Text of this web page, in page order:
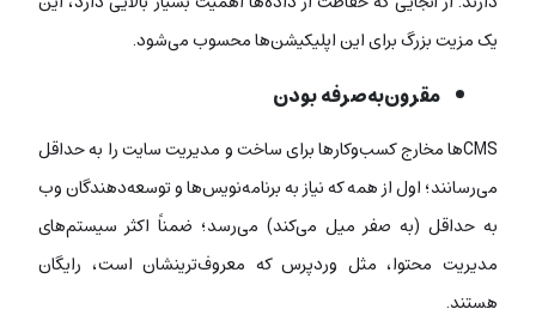
یک مزیت بزرگ برای این اپلیکیشن‌ها محسوب می‌شود.
مقرون‌به‌صرفه بودن
CMSها مخارج کسب‌وکارها برای ساخت و مدیریت سایت را به حداقل
می‌رسانند؛ اول از همه که نیاز به برنامه‌نویس‌ها و توسعه‌دهندگان وب
به حداقل (به صفر میل می‌کند) می‌رسد؛ ضمناً اکثر سیستم‌های
مدیریت محتوا، مثل وردپرس که معروف‌ترینشان است، رایگان
هستند.